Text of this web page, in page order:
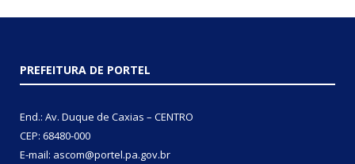
PREFEITURA DE PORTEL
End.: Av. Duque de Caxias – CENTRO
CEP: 68480-000
E-mail: ascom@portel.pa.gov.br